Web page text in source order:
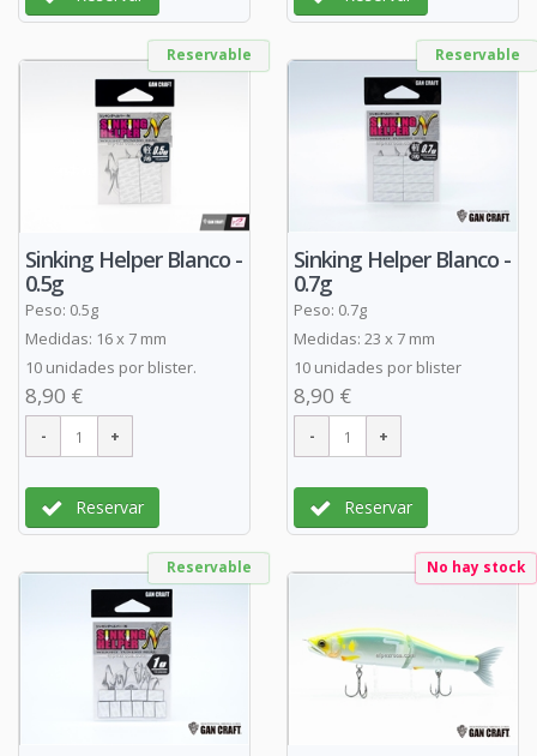
Reservable
Sinking Helper Blanco -
0.5g
Peso: 0.5g
Medidas: 16 x 7 mm
10 unidades por blister.
8,90 €
Reservar
Reservable
Sinking Helper Blanco -
0.7g
Peso: 0.7g
Medidas: 23 x 7 mm
10 unidades por blister
8,90 €
Reservar
Reservable No hay stock